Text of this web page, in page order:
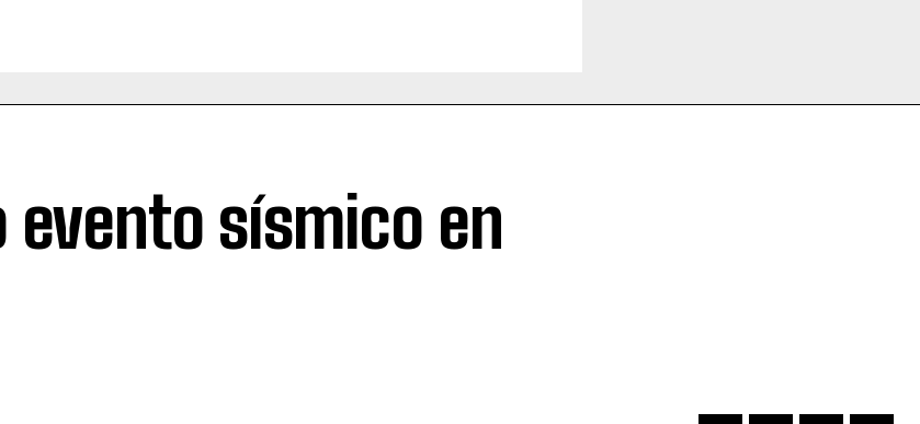
evento sísmico en